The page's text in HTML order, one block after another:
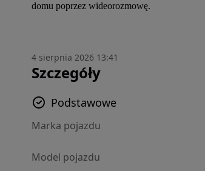
domu poprzez wideorozmowę.
4 sierpnia 2026 13:41
Szczegóły
Podstawowe
Marka pojazdu
Model pojazdu